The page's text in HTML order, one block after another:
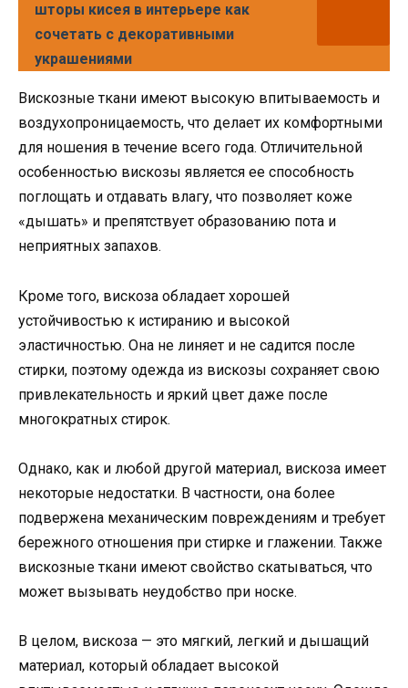
шторы кисея в интерьере как
сочетать с декоративными
украшениями
Вискозные ткани имеют высокую впитываемость и
воздухопроницаемость, что делает их комфортными
для ношения в течение всего года. Отличительной
особенностью вискозы является ее способность
поглощать и отдавать влагу, что позволяет коже
«дышать» и препятствует образованию пота и
неприятных запахов.
Кроме того, вискоза обладает хорошей
устойчивостью к истиранию и высокой
эластичностью. Она не линяет и не садится после
стирки, поэтому одежда из вискозы сохраняет свою
привлекательность и яркий цвет даже после
многократных стирок.
Однако, как и любой другой материал, вискоза имеет
некоторые недостатки. В частности, она более
подвержена механическим повреждениям и требует
бережного отношения при стирке и глажении. Также
вискозные ткани имеют свойство скатываться, что
может вызывать неудобство при носке.
В целом, вискоза — это мягкий, легкий и дышащий
материал, который обладает высокой